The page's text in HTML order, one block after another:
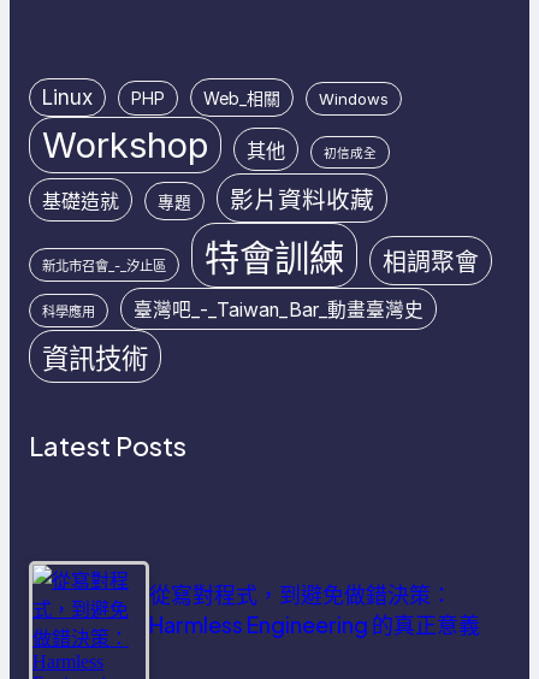
Linux PHP Web_相關 Windows
Workshop 其他 初信成全
基礎造就 專題 影片資料收藏
新北市召會_-_汐止區 特會訓練 相調聚會
科學應用 臺灣吧_-_Taiwan_Bar_動畫臺灣史
資訊技術
Latest Posts
從寫對程式，到避免做錯決策：
Harmless Engineering 的真正意義